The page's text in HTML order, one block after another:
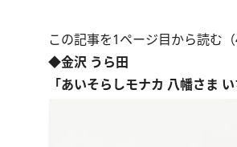
この記事を1ページ目から読む（
◆金沢 うら田
「あいそらしモナカ 八幡さま い